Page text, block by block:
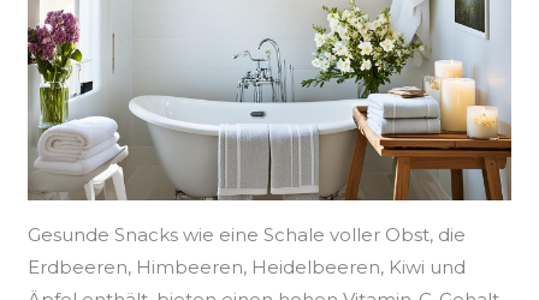
Gesunde Snacks wie eine Schale voller Obst, die
Erdbeeren, Himbeeren, Heidelbeeren, Kiwi und